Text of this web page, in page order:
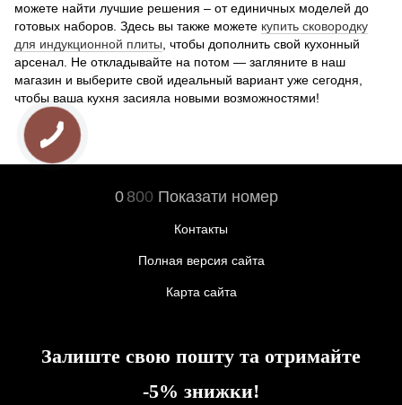
можете найти лучшие решения – от единичных моделей до
готовых наборов. Здесь вы также можете купить сковородку
для индукционной плиты, чтобы дополнить свой кухонный
арсенал. Не откладывайте на потом — загляните в наш
магазин и выберите свой идеальный вариант уже сегодня,
чтобы ваша кухня засияла новыми возможностями!
0 800 Показати номер
Контакты
Полная версия сайта
Карта сайта
Залиште свою пошту та отримайте
-5% знижки!